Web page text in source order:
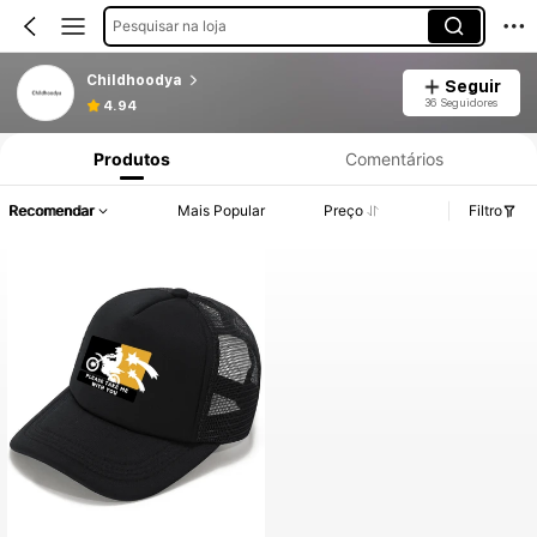
Pesquisar na loja
Childhoodya
4.94
Seguir
36 Seguidores
Produtos Comentários
Recomendar Mais Popular Preço Filtro